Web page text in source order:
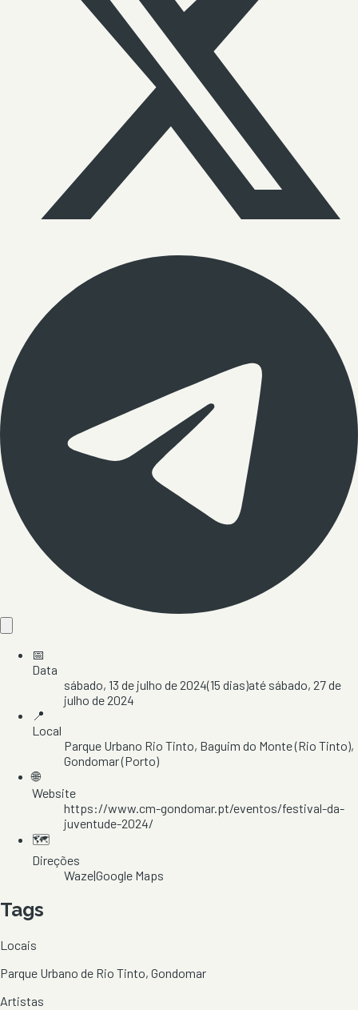
📅
Data
sábado, 13 de julho de 2024(15 dias)até sábado, 27 de
julho de 2024
📍
Local
Parque Urbano Rio Tinto, Baguim do Monte (Rio Tinto),
Gondomar(Porto)
🌐
Website
https://www.cm-gondomar.pt/eventos/festival-da-
juventude-2024/
🗺️
Direções
Waze|Google Maps
Tags
Locais
Parque Urbano de Rio Tinto, Gondomar
Artistas